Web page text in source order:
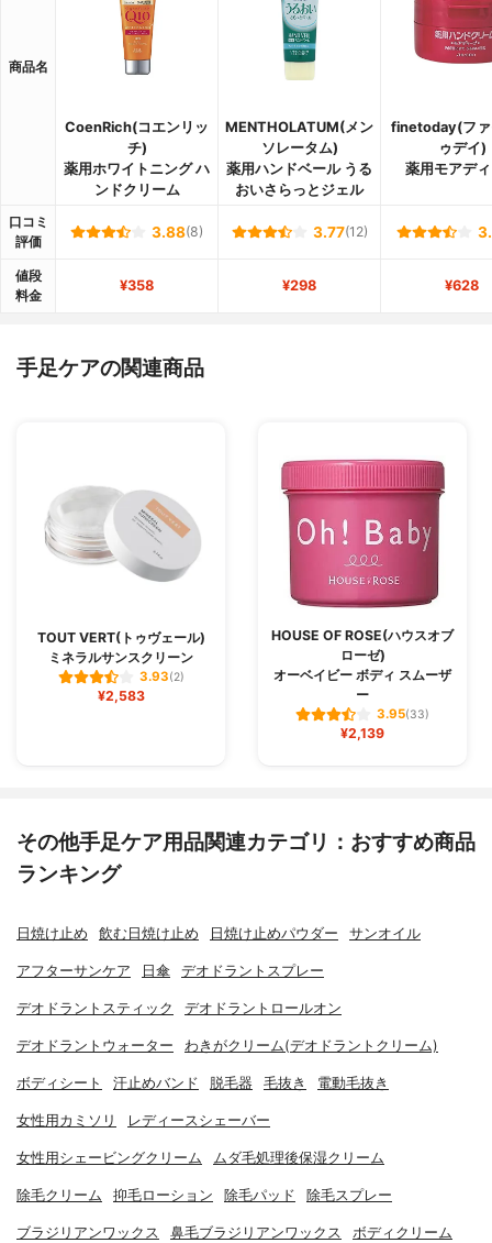
商品名
CoenRich(コエンリッ
チ)
薬用ホワイトニング ハ
ンドクリーム
MENTHOLATUM(メン
ソレータム)
薬用ハンドベール うる
おいさらっとジェル
finetoday(ファ
ゥデイ)
薬用モアデ
口コミ
評価
3.88(8) 3.77(12)
値段
料金
¥358 ¥298 ¥628
手足ケアの関連商品
TOUT VERT(トゥヴェール)
ミネラルサンスクリーン
3.93(2)
¥2,583
HOUSE OF ROSE(ハウスオブ
ローゼ)
オーベイビー ボディ スムーザ
ー
3.95(33)
¥2,139
その他手足ケア用品関連カテゴリ：おすすめ商品
ランキング
日焼け止め 飲む日焼け止め 日焼け止めパウダー サンオイル
アフターサンケア 日傘 デオドラントスプレー
デオドラントスティック デオドラントロールオン
デオドラントウォーター わきがクリーム(デオドラントクリーム)
ボディシート 汗止めバンド 脱毛器 毛抜き 電動毛抜き
女性用カミソリ レディースシェーバー
女性用シェービングクリーム ムダ毛処理後保湿クリーム
除毛クリーム 抑毛ローション 除毛パッド 除毛スプレー
ブラジリアンワックス 鼻毛ブラジリアンワックス ボディクリーム